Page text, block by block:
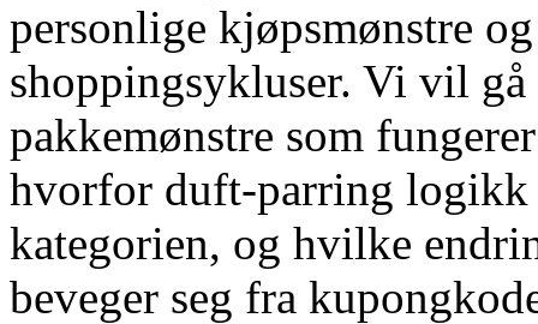
personlige kjøpsmønstre
shoppingsykluser. Vi vil
pakkemønstre som
hvorfor duft-parring logikk
kategorien, og hvilke
beveger seg fra